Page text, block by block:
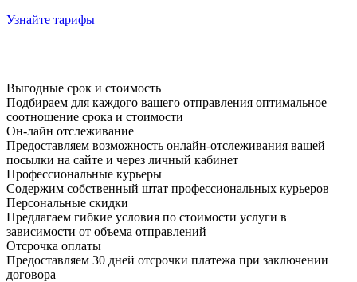
Узнайте тарифы
Выгодные срок и стоимость
Подбираем для каждого вашего отправления оптимальное
соотношение срока и стоимости
Он-лайн отслеживание
Предоставляем возможность онлайн-отслеживания вашей
посылки на сайте и через личный кабинет
Профессиональные курьеры
Содержим собственный штат профессиональных курьеров
Персональные скидки
Предлагаем гибкие условия по стоимости услуги в
зависимости от объема отправлений
Отсрочка оплаты
Предоставляем 30 дней отсрочки платежа при заключении
договора